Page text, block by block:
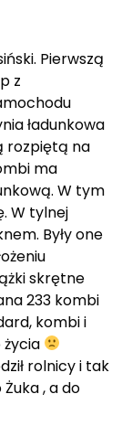
Pierwszą
z
ładunkowa
rozpiętą na
ma
W tym
W tylnej
Były one
skrętne
233 kombi
kombi i
życia
rolnicy i tak
, a do